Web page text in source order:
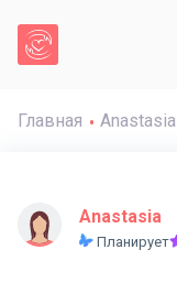
Главная Anastasia
Anastasia
Планирует